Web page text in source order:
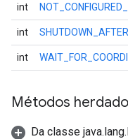
int
int
int
Métodos
Da classe